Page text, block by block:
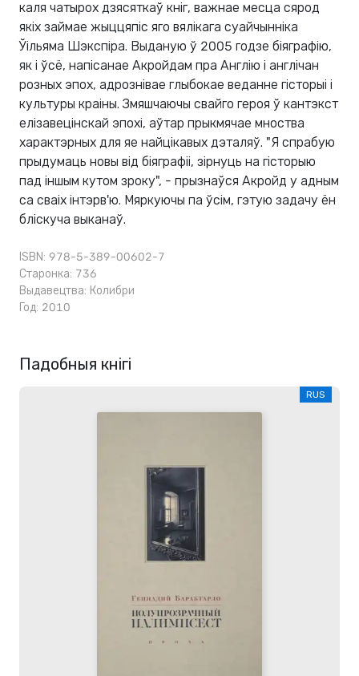
каля чатырох дзясяткаў кніг, важнае месца сярод
якіх займае жыццяпіс яго вялікага суайчынніка
Ўільяма Шэкспіра. Выданую ў 2005 годзе біяграфію,
як і ўсё, напісанае Акройдам пра Англію і англічан
розных эпох, адрознівае глыбокае веданне гісторыі і
культуры краіны. Змяшчаючы свайго героя ў кантэкст
елізавецінскай эпохі, аўтар прыкмячае мноства
характэрных для яе найцікавых дэталяў. "Я спрабую
прыдумаць новы від біяграфіі, зірнуць на гісторыю
пад іншым кутом зроку", - прызнаўся Акройд у адным
са сваіх інтэрв'ю. Мяркуючы па ўсім, гэтую задачу ён
бліскуча выканаў.
ISBN: 978-5-389-00602-7
Старонка: 736
Выдавецтва: Колибри
Год: 2010
Падобныя кнігі
RUS